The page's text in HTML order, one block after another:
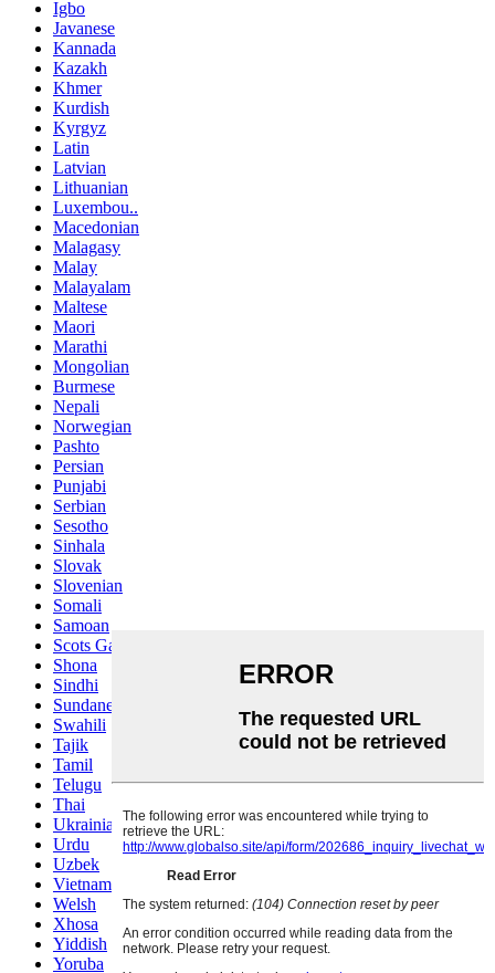
Igbo
Javanese
Kannada
Kazakh
Khmer
Kurdish
Kyrgyz
Latin
Latvian
Lithuanian
Luxembou..
Macedonian
Malagasy
Malay
Malayalam
Maltese
Maori
Marathi
Mongolian
Burmese
Nepali
Norwegian
Pashto
Persian
Punjabi
Serbian
Sesotho
Sinhala
Slovak
Slovenian
Somali
Samoan
Scots Gaelic
Shona
Sindhi
Sundanese
Swahili
Tajik
Tamil
Telugu
Thai
Ukrainian
Urdu
Uzbek
Vietnamese
Welsh
Xhosa
Yiddish
Yoruba